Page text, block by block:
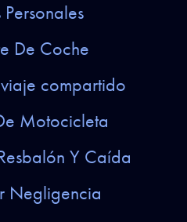
Personales
De Coche
compartido
Motocicleta
Y Caída
Negligencia